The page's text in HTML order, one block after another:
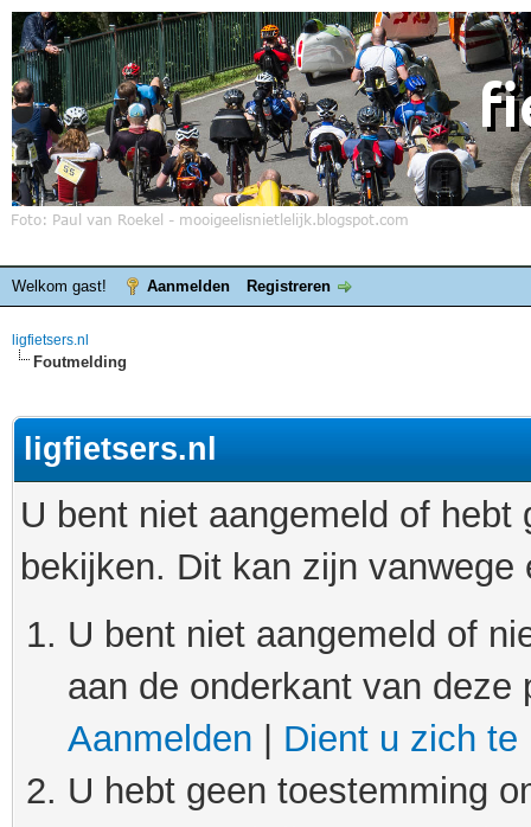
Welkom gast! Aanmelden Registreren
ligfietsers.nl
Foutmelding
ligfietsers.nl
U bent niet aangemeld of
bekijken. Dit kan zijn
U bent niet aangemeld of
aan de onderkant van
Aanmelden
Dient u zich te
U hebt geen toestemming